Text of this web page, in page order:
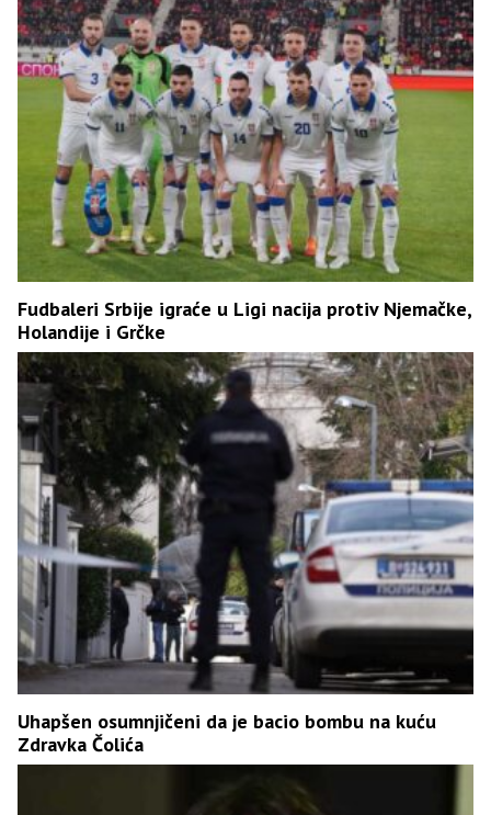
Fudbaleri Srbije igraće u Ligi nacija protiv Njemačke,
Holandije i Grčke
Uhapšen osumnjičeni da je bacio bombu na kuću
Zdravka Čolića